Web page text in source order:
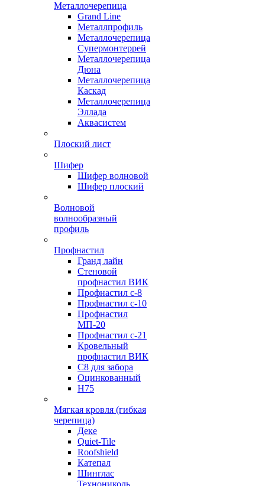
Металлочерепица
Grand Line
Металлпрофиль
Металлочерепица
Супермонтеррей
Металлочерепица
Дюна
Металлочерепица
Каскад
Металлочерепица
Эллада
Аквасистем
Плоский лист
Шифер
Шифер волновой
Шифер плоский
Волновой
волнообразный
профиль
Профнастил
Гранд лайн
Стеновой
профнастил ВИК
Профнастил с-8
Профнастил с-10
Профнастил
МП-20
Профнастил с-21
Кровельный
профнастил ВИК
С8 для забора
Оцинкованный
Н75
Мягкая кровля (гибкая
черепица)
Деке
Quiet-Tile
Roofshield
Катепал
Шинглас
Технониколь